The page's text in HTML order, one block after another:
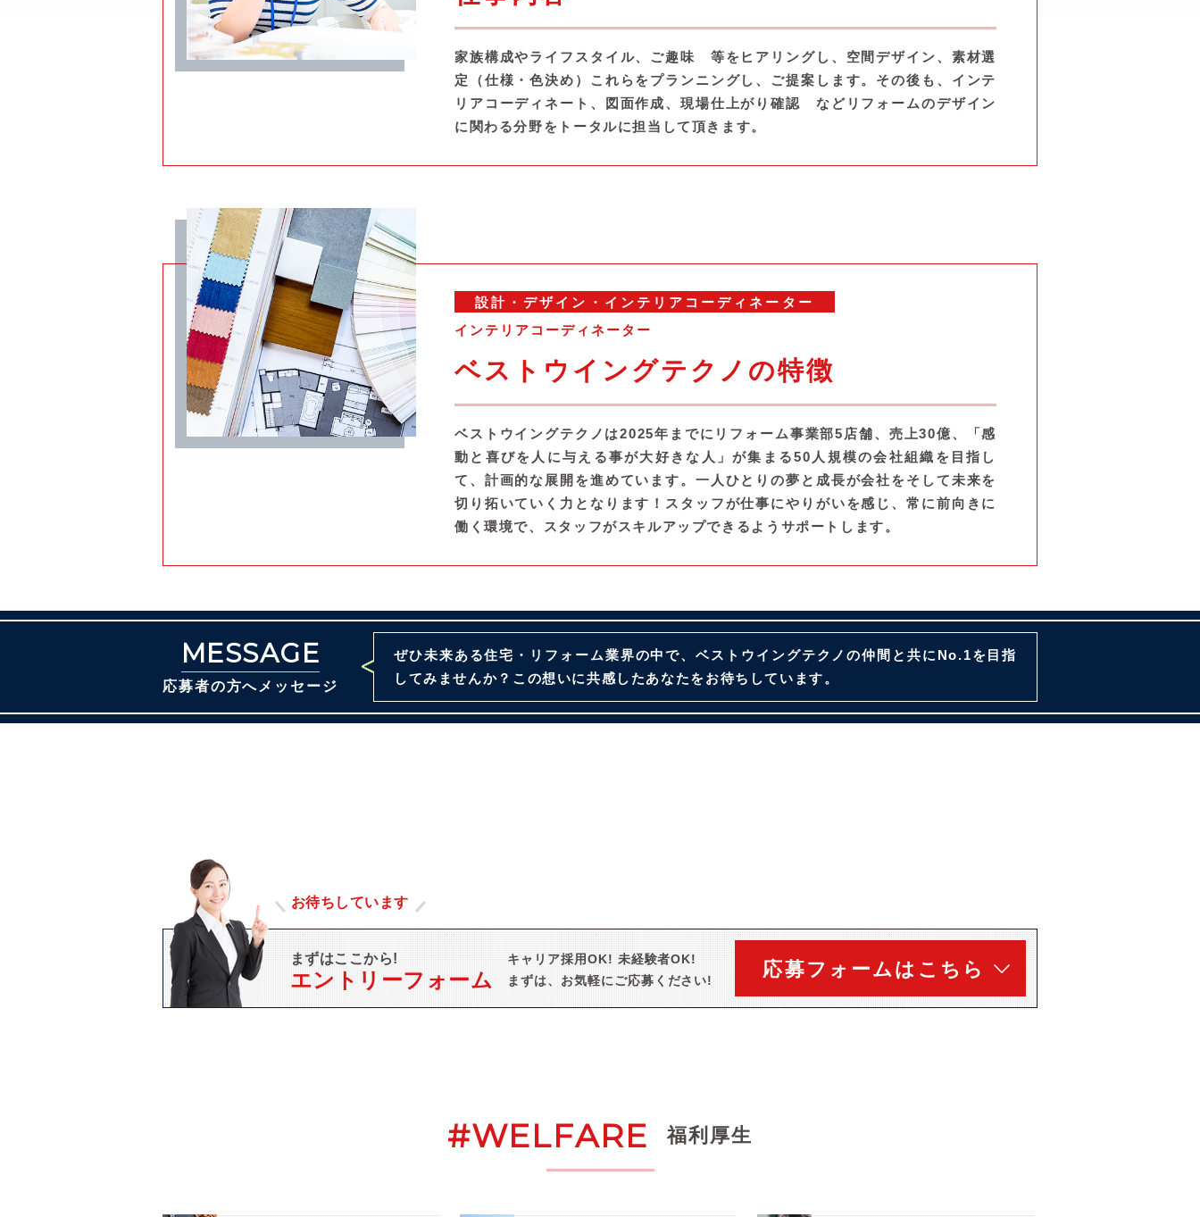
家族構成やライフスタイル、ご趣味 等をヒアリングし、空間デザイン、素材選
定（仕様・色決め）これらをプランニングし、ご提案します。その後も、インテ
リアコーディネート、図面作成、現場仕上がり確認 などリフォームのデザイン
に関わる分野をトータルに担当して頂きます。
設計・デザイン・インテリアコーディネーター
インテリアコーディネーター
ベストウイングテクノの特徴
ベストウイングテクノは2025年までにリフォーム事業部5店舗、売上30億、「感
動と喜びを人に与える事が大好きな人」が集まる50人規模の会社組織を目指し
て、計画的な展開を進めています。一人ひとりの夢と成長が会社をそして未来を
切り拓いていく力となります！スタッフが仕事にやりがいを感じ、常に前向きに
働く環境で、スタッフがスキルアップできるようサポートします。
MESSAGE
応募者の方へメッセージ
ぜひ未来ある住宅・リフォーム業界の中で、ベストウイングテクノの仲間と共にNo.1を目指
してみませんか？この想いに共感したあなたをお待ちしています。
お待ちしています
キャリア採用OK! 未経験者OK!
まずは、 お気軽にご応募ください!
まずはここから!
エントリーフォーム 応募フォームはこちら
#WELFARE 福利厚生